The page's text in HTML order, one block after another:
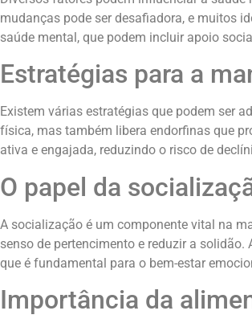
mudanças pode ser desafiadora, e muitos
saúde mental, que podem incluir apoio
Estratégias para a
Existem várias estratégias que podem ser
física, mas também libera endorfinas que
ativa e engajada, reduzindo o risco de
O papel da
A socialização é um componente vital na
senso de pertencimento e reduzir a
que é fundamental para o bem-estar
Importância da